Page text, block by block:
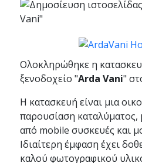
Ολοκληρώθηκε η
ξενοδοχείο "Arda Vani"
Η κατασκευή είναι μια
παρουσίαση
από mobile συσκευές και
Ιδιαίτερη έμφαση έχει
καλού φωτογραφικού